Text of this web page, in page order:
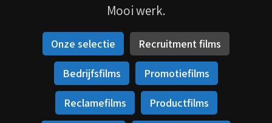
Mooi werk.
Onze selectie Recruitment films
Bedrijfsfilms Promotiefilms
Reclamefilms Productfilms